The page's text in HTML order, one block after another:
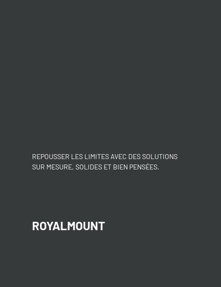
REPOUSSER LES LIMITES AVEC DES SOLUTIONS
SUR MESURE, SOLIDES ET BIEN PENSÉES.
ROYALMOUNT